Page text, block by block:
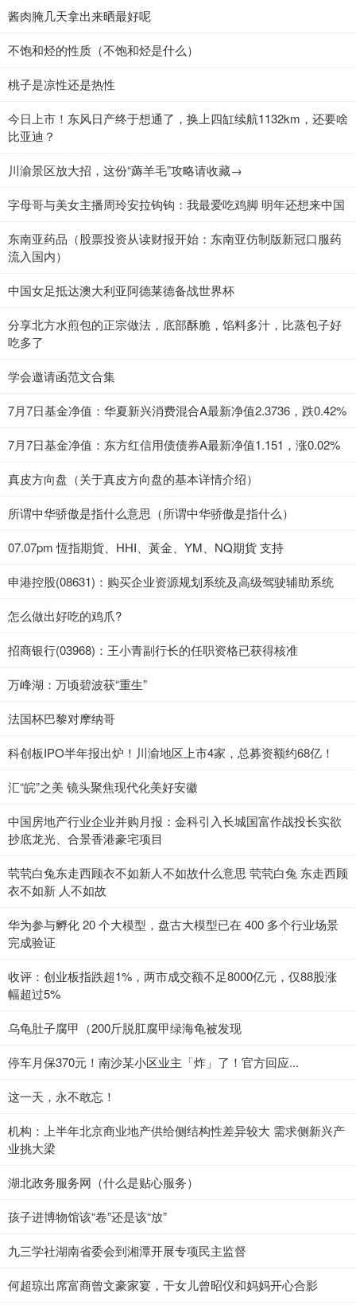
酱肉腌几天拿出来晒最好呢
不饱和烃的性质（不饱和烃是什么）
桃子是凉性还是热性
今日上市！东风日产终于想通了，换上四缸续航1132km，还要啥
比亚迪？
川渝景区放大招，这份“薅羊毛”攻略请收藏→
字母哥与美女主播周玲安拉钩钩：我最爱吃鸡脚 明年还想来中国
东南亚药品（股票投资从读财报开始：东南亚仿制版新冠口服药
流入国内）
中国女足抵达澳大利亚阿德莱德备战世界杯
分享北方水煎包的正宗做法，底部酥脆，馅料多汁，比蒸包子好
吃多了
学会邀请函范文合集
7月7日基金净值：华夏新兴消费混合A最新净值2.3736，跌0.42%
7月7日基金净值：东方红信用债债券A最新净值1.151，涨0.02%
真皮方向盘（关于真皮方向盘的基本详情介绍）
所谓中华骄傲是指什么意思（所谓中华骄傲是指什么）
07.07pm 恆指期貨、HHI、黃金、YM、NQ期貨 支持
申港控股(08631)：购买企业资源规划系统及高级驾驶辅助系统
怎么做出好吃的鸡爪?
招商银行(03968)：王小青副行长的任职资格已获得核准
万峰湖：万顷碧波获“重生”
法国杯巴黎对摩纳哥
科创板IPO半年报出炉！川渝地区上市4家，总募资额约68亿！
汇“皖”之美 镜头聚焦现代化美好安徽
中国房地产行业企业并购月报：金科引入长城国富作战投长实欲
抄底龙光、合景香港豪宅项目
茕茕白兔东走西顾衣不如新人不如故什么意思 茕茕白兔 东走西顾
衣不如新 人不如故
华为参与孵化 20 个大模型，盘古大模型已在 400 多个行业场景
完成验证
收评：创业板指跌超1%，两市成交额不足8000亿元，仅88股涨
幅超过5%
乌龟肚子腐甲（200斤脱肛腐甲绿海龟被发现
停车月保370元！南沙某小区业主「炸」了！官方回应...
这一天，永不敢忘！
机构：上半年北京商业地产供给侧结构性差异较大 需求侧新兴产
业挑大梁
湖北政务服务网（什么是贴心服务）
孩子进博物馆该“卷”还是该“放”
九三学社湖南省委会到湘潭开展专项民主监督
何超琼出席富商曾文豪家宴，干女儿曾昭仪和妈妈开心合影